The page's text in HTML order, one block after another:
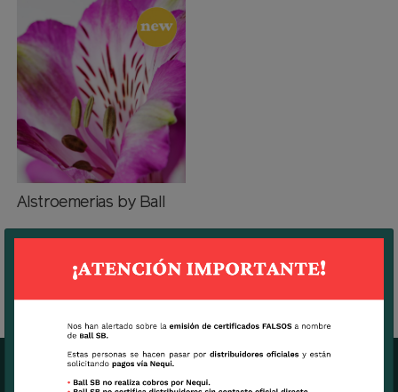
Alstroemerias by Ball